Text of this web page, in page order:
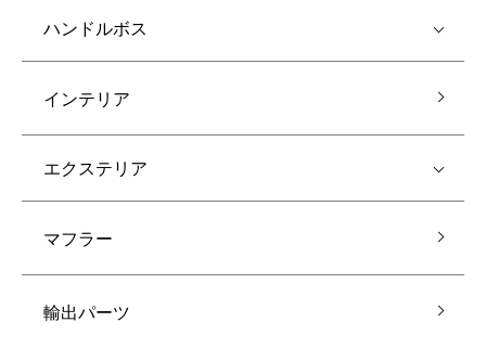
ハンドルボス
インテリア
エクステリア
マフラー
輸出パーツ